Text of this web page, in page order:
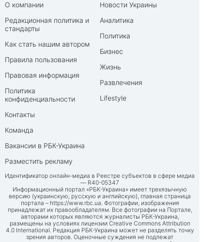
О компании
Редакционная политика и
стандарты
Как стать нашим автором
Правила пользования
Правовая информация
Политика
конфиденциальности
Контакты
Команда
Вакансии в РБК-Украина
Разместить рекламу
Новости Украины
Аналитика
Политика
Бизнес
Жизнь
Развлечения
Lifestyle
Идентификатор онлайн-медиа в Реестре субъектов в сфере медиа
— R40-05347
Информационный портал «РБК-Украина» имеет трехязычную
версию (украинскую, русскую и английскую), главная страница
портала – https://www.rbc.ua. Фотографии, изображения
принадлежат их правообладателям. Все фотографии на Портале,
авторами которых являются журналисты РБК-Украина,
размещены на условиях лицензии Creative Commons Attribution
4.0 International. Редакция РБК-Украина может не разделять точку
зрения авторов. Оценочные суждения не подлежат